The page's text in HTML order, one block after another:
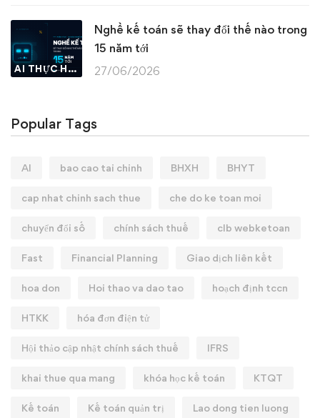
AI THỰC HÀNH
Nghề kế toán sẽ thay đổi thế nào trong
15 năm tới
27/06/2026
Popular Tags
AI bao cao tai chinh BHXH BHYT
cap nhat chinh sach thue che do ke toan moi
chuyển đổi số chính sách thuế clb webketoan
Fast Financial Planning Giao dịch liên kết
hoa don Hoi thao va dao tao hoạch định tccn
HTKK hóa đơn điện tử
Hội thảo cập nhật chính sách thuế IFRS
khai thue qua mang khóa học kế toán KTQT
Kế toán Kế toán quản trị Lao dong tien luong